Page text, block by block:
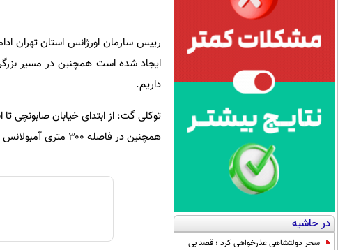
در حاشیه
سحر دولتشاهی عذرخواهی کرد ؛ قصد بی
ایجاد شده است همچنین در مسیر
داریم.
همچنین در فاصله ۳۰۰ متری آمبولانس نیز موجود است.